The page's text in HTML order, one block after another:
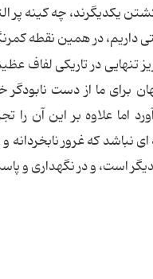
یکدیگرند، چه کینه پر
داریم، در همین نقطه
تنهایی در تاریکی
برای ما از دست
اما علاوه بر این آن
نباشد که غرور
است، و در نگهداری و